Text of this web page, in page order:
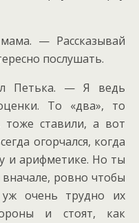
— Рассказывай
послушать.
Петька. — Я ведь
То «два», то
тоже ставили, а вот
огорчался, когда
и арифметике. Но ты
ровно чтобы
очень трудно их
и стоят, как